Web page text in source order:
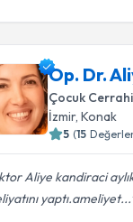
Op. Dr.
Çocuk
İzmir,Konak
5 (15
Aliye kandiraci
yaptı.ameliyet...